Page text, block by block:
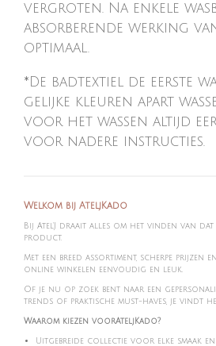
vergroten. Na enkele
absorberende werking
optimaal.
*De badtextiel de eerste
gelijke kleuren apart
voor het wassen altijd
voor nadere instructies.
Welkom bij AteljKado
Bij Atel'J draait alles om het vinden van
product.
Met een breed assortiment, scherpe prijzen
online winkelen eenvoudig en leuk.
Of je nu op zoek bent naar een
trends of praktische must-haves, je vindt
Waarom kiezen voorAteljKado?
Uitgebreide collectie voor elke smaak